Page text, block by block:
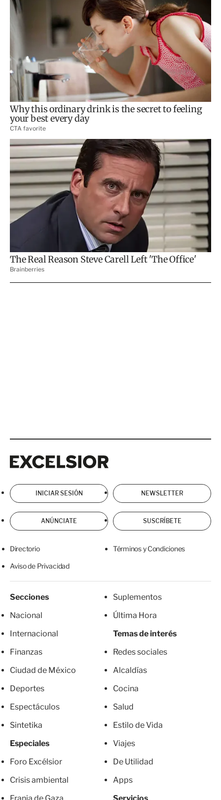
INICIAR SESIÓN NEWSLETTER
ANÚNCIATE SUSCRÍBETE
Directorio Términos y Condiciones
Aviso de Privacidad
Secciones
Nacional
Internacional
Finanzas
Ciudad de México
Deportes
Espectáculos
Sintetika
Especiales
Foro Excélsior
Crisis ambiental
Suplementos
Última Hora
Temas de interés
Redes sociales
Alcaldías
Cocina
Salud
Estilo de Vida
Viajes
De Utilidad
Apps